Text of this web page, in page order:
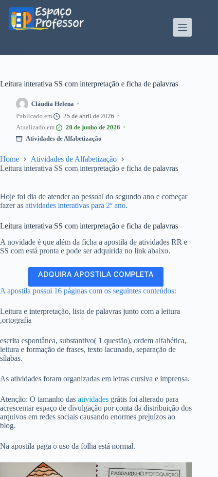
para
conteúdo
Leitura interativa SS com interpretação e ficha de palavras
Cláudia Helena
25 de abril de 2026
20 de junho de 2026
Atividades de Alfabetização
Home
Atividades de Alfabetização
Leitura interativa SS com interpretação e ficha de palavras
Hoje foi dia de atender ao pessoal do segundo ano e começar
fazer as atividades interativas para 2º ano.
Leitura interativa SS com interpretação e ficha de palavras
A novidade é que além da ficha a apostila de atividades RR e
SS com está pronta e pode ser adquirida no link abaixo.
ADQUIRA APOSTILA COMPLETA
A apostila possui 16 páginas com os seguintes conteúdos:
Leitura e interpretação, lista de palavras junto com a leitura
,ortografia
escrita espontânea, substantivo( 1 questão), ordem alfabética,
leitura e formação de frases, texto lacunado, separação de
sílabas.
As atividades foram organizadas em letras cursiva e imprensa.
Atenção: O tamanho das atividades grátis foi alterado para
acrescentar espaço de divulgação por conta da distribuição dos
arquivos em redes sociais causando enormes prejuízos ao
blog.
Na apostila paga o uso da folha está normal.